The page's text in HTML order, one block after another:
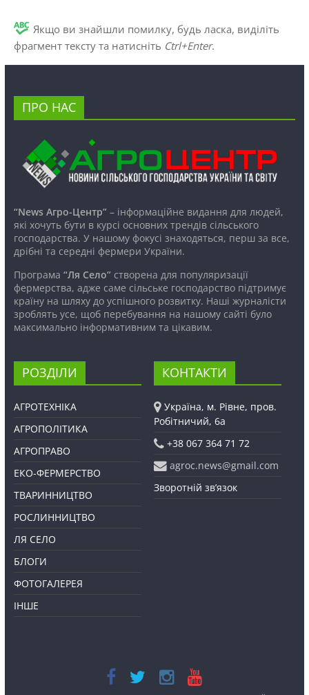
Якщо ви знайшли помилку, будь ласка, виділіть
фрагмент тексту та натисніть Ctrl+Enter.
ПРО НАС
“News Агро-Центр”– інформаційне видання для людей,
які хочуть бути в курсі основних трендів сільського
господарства. У нашому фокусі знаходяться, перш за все,
дрібні та середні фермери України.
Програма “Ля Село”створена для популяризації
фермерства, адже саме сільське господарство підтримує
країну на шляху до успішного розвитку. Наші журналісти
зроблять усе, щоб перебування на нашому сайті було
максимально інформативним та цікавим.
РОЗДІЛИ
АГРОТЕХНІКА
АГРОПОЛІТИКА
АГРОПРАВО
ЕКО-ФЕРМЕРСТВО
ТВАРИННИЦТВО
РОСЛИННИЦТВО
ЛЯ СЕЛО
БЛОГИ
ФОТОГАЛЕРЕЯ
ІНШЕ
КОНТАКТИ
Україна, м. Рівне, пров.
Робітничий, 6а
+38 067 364 71 72
agroc.news@gmail.com
Зворотній зв’язок